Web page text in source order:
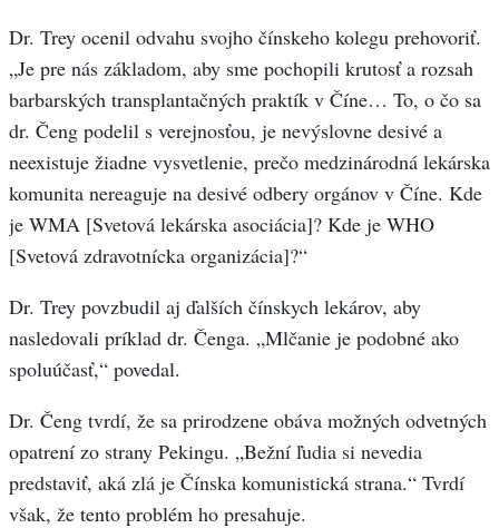
Dr. Trey ocenil odvahu svojho čínskeho kolegu prehovoriť.
„Je pre nás základom, aby sme pochopili krutosť a rozsah
barbarských transplantačných praktík v Číne… To, o čo sa
dr. Čeng podelil s verejnosťou, je nevýslovne desivé a
neexistuje žiadne vysvetlenie, prečo medzinárodná lekárska
komunita nereaguje na desivé odbery orgánov v Číne. Kde
je WMA [Svetová lekárska asociácia]? Kde je WHO
[Svetová zdravotnícka organizácia]?“
Dr. Trey povzbudil aj ďalších čínskych lekárov, aby
nasledovali príklad dr. Čenga. „Mlčanie je podobné ako
spoluúčasť,“ povedal.
Dr. Čeng tvrdí, že sa prirodzene obáva možných odvetných
opatrení zo strany Pekingu. „Bežní ľudia si nevedia
predstaviť, aká zlá je Čínska komunistická strana.“ Tvrdí
však, že tento problém ho presahuje.